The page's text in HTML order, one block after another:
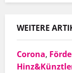
WEITERE
Corona,